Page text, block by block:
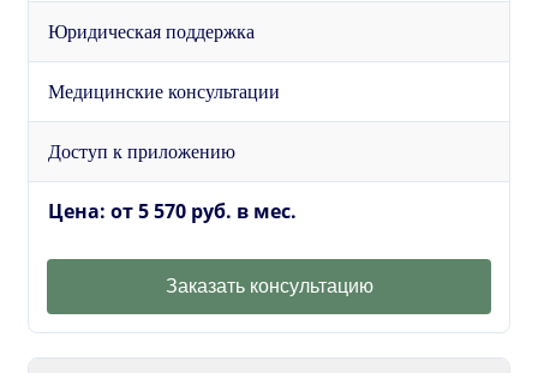
Юридическая поддержка
Медицинские консультации
Доступ к приложению
Цена: от 5 570 руб. в мес.
Заказать консультацию